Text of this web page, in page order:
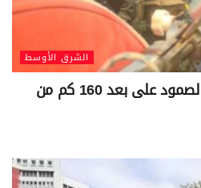
الشرق الأوسط
إسرائيل تعترض أسطول الصمود على بعد 160 كم من